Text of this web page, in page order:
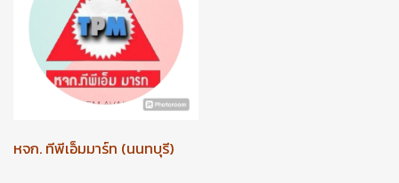
หจก. ทีพีเอ็มมาร์ท (นนทบุรี)